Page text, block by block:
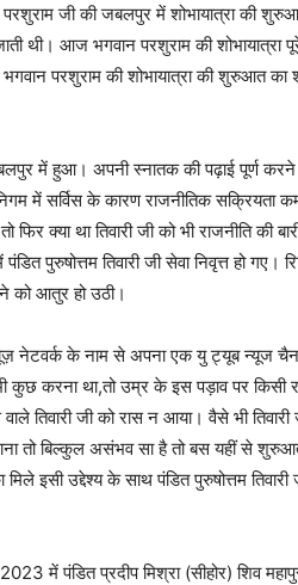
परशुराम जी की जबलपुर में शोभायात्रा की
थी। आज भगवान परशुराम की शोभायात्रा
परशुराम की शोभायात्रा की शुरुआत का
में हुआ। अपनी स्नातक की पढ़ाई पूर्ण
में सर्विस के कारण राजनीतिक सक्रियता
क्या था तिवारी जी को भी राजनीति की
पुरुषोत्तम तिवारी जी सेवा निवृत्त हो गए।
को आतुर हो उठी।
नेटवर्क के नाम से अपना एक यु ट्यूब न्यूज
करना था,तो उम्र के इस पड़ाव पर किसी
तिवारी जी को रास न आया। वैसे भी
तो बिल्कुल असंभव सा है तो बस यहीं से
इसी उद्देश्य के साथ पंडित पुरुषोत्तम तिवारी
2023 में पंडित प्रदीप मिश्रा (सीहोर) शिव